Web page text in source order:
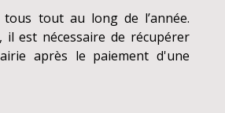
tout au long de l’année.
il est nécessaire de récupérer
après le paiement d'une